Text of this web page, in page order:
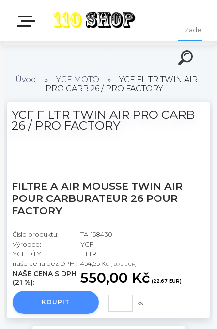
Úvod » YCF MOTO »
YCF FILTR TWIN AIR
PRO CARB 26 / PRO FACTORY
YCF FILTR TWIN AIR PRO CARB
26 / PRO FACTORY
FILTRE A AIR MOUSSE TWIN AIR
POUR CARBURATEUR 26 POUR
FACTORY
Číslo produktu:
TA-158430
Výrobce:
YCF
YCF DÍLY:
FILTR
naše cena bez DPH : 454,55 Kč (18,73 EUR)
NAŠE CENA S DPH
(21 %):
550,00 Kč (22,67 EUR)
ks
KOUPIT